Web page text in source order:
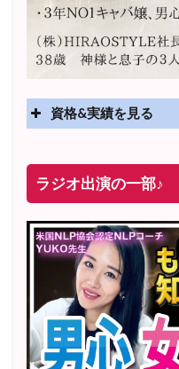
資格&実績を見る
2025年4月〜 altruism
2025年5月〜 FMラ
レギュラー出演中！
2023年12月〜
ター講座」準レギュ
〜2025年5月 個別セ
2022年6月〜24年7
ラジオ出演の一部♪